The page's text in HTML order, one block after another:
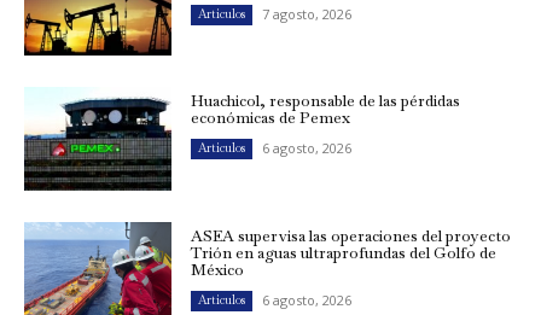
Artículos 7 agosto, 2026
Huachicol, responsable de las pérdidas
económicas de Pemex
Artículos 6 agosto, 2026
ASEA supervisa las operaciones del proyecto
Trión en aguas ultraprofundas del Golfo de
México
Artículos 6 agosto, 2026